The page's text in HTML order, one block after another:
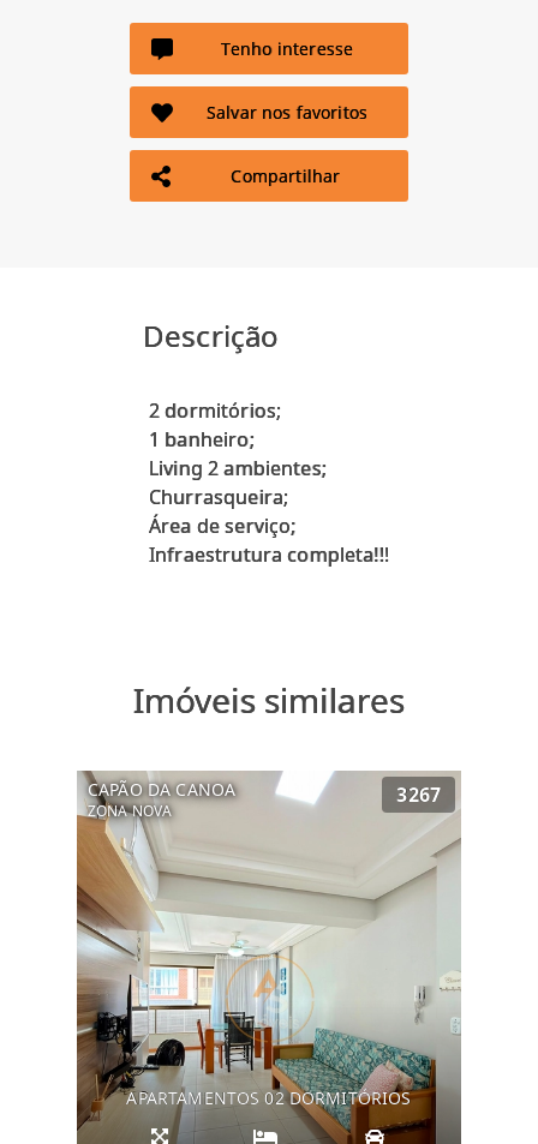
Tenho interesse
Salvar nos favoritos
Compartilhar
Descrição
2 dormitórios;
1 banheiro;
Living 2 ambientes;
Churrasqueira;
Área de serviço;
Infraestrutura completa!!!
Imóveis similares
CAPÃO DA CANOA
ZONA NOVA
3267
APARTAMENTOS 02 DORMITÓRIOS